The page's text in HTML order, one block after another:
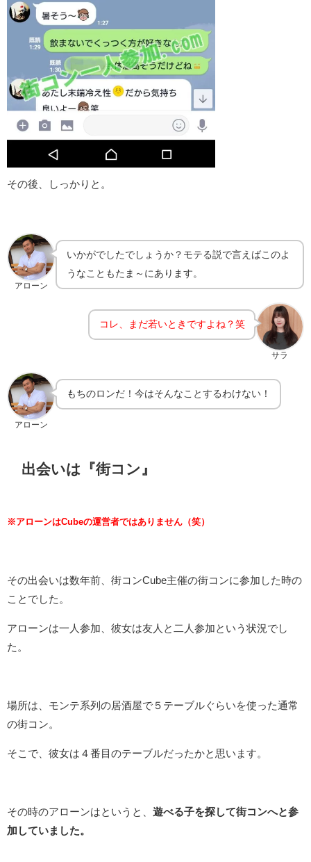
その後、しっかりと。
アローン
いかがでしたでしょうか？モテる説で言えばこのよ
うなこともたま～にあります。
サラ
コレ、まだ若いときですよね？笑
アローン
もちのロンだ！今はそんなことするわけない！
出会いは『街コン』
※アローンはCubeの運営者ではありません（笑）
その出会いは数年前、街コンCube主催の街コンに参加した時の
ことでした。
アローンは一人参加、彼女は友人と二人参加という状況でし
た。
場所は、モンテ系列の居酒屋で５テーブルぐらいを使った通常
の街コン。
そこで、彼女は４番目のテーブルだったかと思います。
その時のアローンはというと、 遊べる子を探して街コンへと参
加していました。